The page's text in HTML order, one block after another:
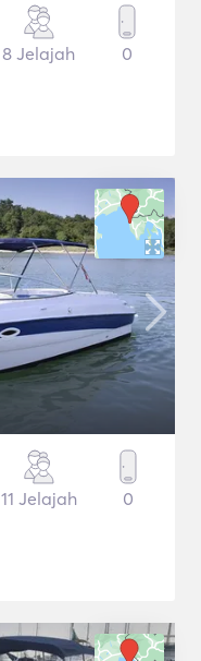
8 Jelajah 0
11 Jelajah 0